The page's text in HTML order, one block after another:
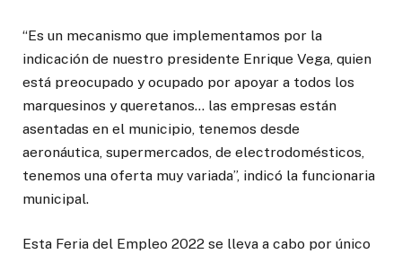
“Es un mecanismo que implementamos por la
indicación de nuestro presidente Enrique Vega, quien
está preocupado y ocupado por apoyar a todos los
marquesinos y queretanos… las empresas están
asentadas en el municipio, tenemos desde
aeronáutica, supermercados, de electrodomésticos,
tenemos una oferta muy variada”, indicó la funcionaria
municipal.
Esta Feria del Empleo 2022 se lleva a cabo por único